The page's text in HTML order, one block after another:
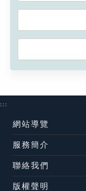
:::
網站導覽
服務簡介
聯絡我們
版權聲明